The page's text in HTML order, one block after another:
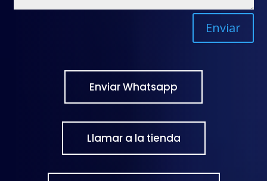
Enviar
Enviar Whatsapp
Llamar a la tienda